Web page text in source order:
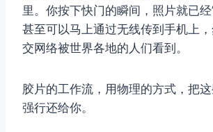
里。你按下快门的瞬间，照片就已经
甚至可以马上通过无线传到手机上
交网络被世界各地的人们看到。
胶片的工作流，用物理的方式，把
强行还给你。